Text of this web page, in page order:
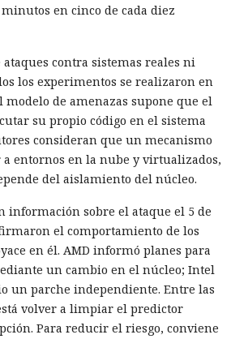
en cinco de cada diez
contra sistemas reales ni
los experimentos se realizaron en
modelo de amenazas supone que el
su propio código en el sistema
consideran que un mecanismo
entornos en la nube y virtualizados,
del aislamiento del núcleo.
información sobre el ataque el 5 de
el comportamiento de los
en él. AMD informó planes para
un cambio en el núcleo; Intel
un parche independiente. Entre las
volver a limpiar el predictor
Para reducir el riesgo, conviene